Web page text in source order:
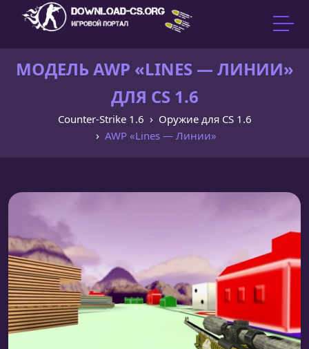
МОДЕЛЬ AWP «LINES — ЛИНИИ»
ДЛЯ CS 1.6
Counter-Strike 1.6
Оружие для CS 1.6
AWP «Lines — Линии»